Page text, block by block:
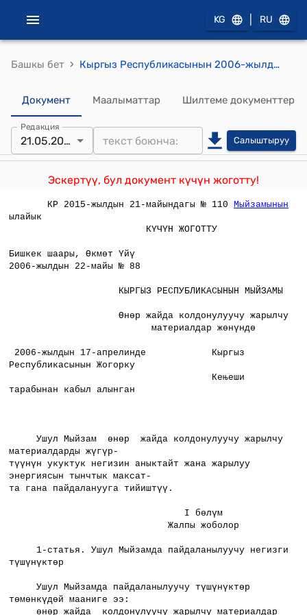
KG RU
Башкы бет › Кыргыз Республикасынын 2006-жылдын 22-майындагы № 88 "Өнөр жайда колдонулуучу жарылчу материалдар жөнүндө" мыйзамы
Документ Маалыматтар Шилтеме документтер
Редакция
21.05.2015 Салыштыруу
Эскертүү, бул документ күчүн жоготту!